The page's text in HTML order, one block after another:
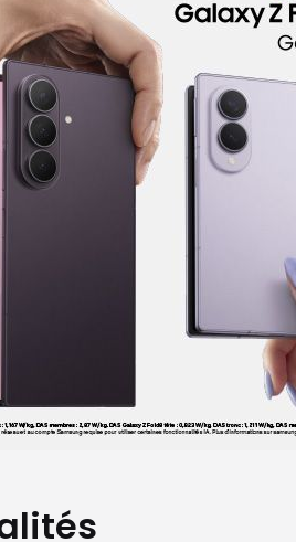
Itinéraire
Prendre
SFR Paris Secretan
Secretan
Prendre
SFR Claye Souilly
de 4.5 sur 5
Goodays